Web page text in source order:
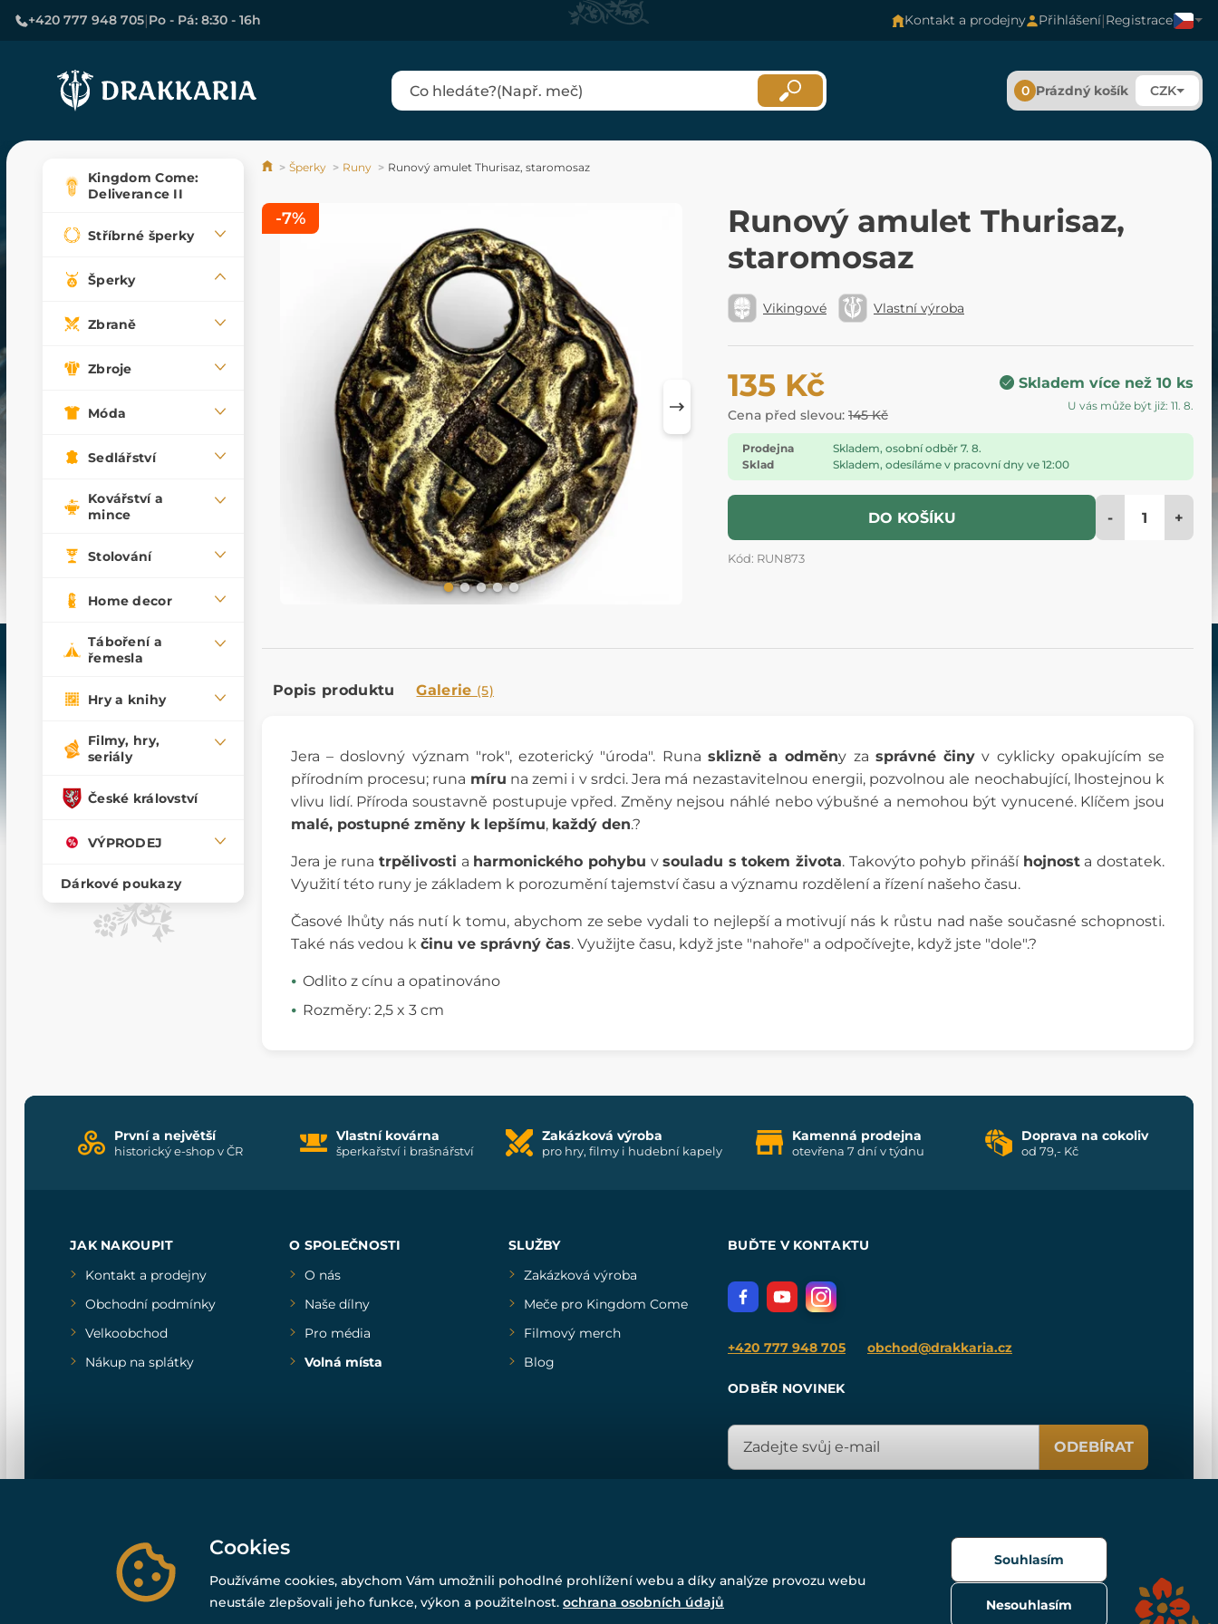
+420 777 948 705|Po - Pá: 8:30 - 16h Kontakt a prodejny Přihlášení|Registrace
0 Prázdný košík CZK
Kingdom Come:
Deliverance II
Stříbrné šperky
Šperky
Zbraně
Zbroje
Móda
Sedlářství
Kovářství a
mince
Stolování
Home decor
Táboření a
řemesla
Hry a knihy
Filmy, hry,
seriály
České království
VÝPRODEJ
Dárkové poukazy
Šperky Runy Runový amulet Thurisaz, staromosaz
Runový amulet Thurisaz,
staromosaz
Vikingové Vlastní výroba
135 Kč
Cena před slevou: 145 Kč
Skladem více než 10 ks
U vás může být již: 11. 8.
Prodejna
Skladem, osobní odběr 7. 8.
Sklad
Skladem, odesíláme v pracovní dny ve 12:00
DO KOŠÍKU - +
Kód: RUN873
-7%
Popis produktu Galerie (5)
Jera – doslovný význam "rok", ezoterický "úroda". Runa sklizně a odměny za správné činy v cyklicky opakujícím se
přírodním procesu; runa míru na zemi i v srdci. Jera má nezastavitelnou energii, pozvolnou ale neochabující, lhostejnou k
vlivu lidí. Příroda soustavně postupuje vpřed. Změny nejsou náhlé nebo výbušné a nemohou být vynucené. Klíčem jsou
malé, postupné změny k lepšímu, každý den.?
Jera je runa trpělivosti a harmonického pohybu vsouladu s tokem života. Takovýto pohyb přináší hojnosta dostatek.
Využití této runy je základem k porozumění tajemství času a významu rozdělení a řízení našeho času.
Časové lhůty nás nutí k tomu, abychom ze sebe vydali to nejlepší a motivují nás k růstu nad naše současné schopnosti.
Také nás vedou k činu ve správný čas. Využijte času, když jste "nahoře" a odpočívejte, když jste "dole".?
Odlito z cínu a opatinováno
Rozměry: 2,5 x 3 cm
První a největší
historický e-shop v ČR
Vlastní kovárna
šperkařství i brašnářství
Zakázková výroba
pro hry, filmy i hudební kapely
Kamenná prodejna
otevřena 7 dní v týdnu
Doprava na cokoliv
od 79,- Kč
JAK NAKOUPIT
Kontakt a prodejny
Obchodní podmínky
Velkoobchod
Nákup na splátky
O SPOLEČNOSTI
O nás
Naše dílny
Pro média
Volná místa
SLUŽBY
Zakázková výroba
Meče pro Kingdom Come
Filmový merch
Blog
BUĎTE V KONTAKTU
+420 777 948 705 obchod@drakkaria.cz
ODBĚR NOVINEK
ODEBÍRAT
Powered bySimplia.cz, protected by reCAPTCHA.
Cookies
Používáme cookies, abychom Vám umožnili pohodlné prohlížení webu a díky analýze provozu webu
neustále zlepšovali jeho funkce, výkon a použitelnost. ochrana osobních údajů Nesouhlasím
Souhlasím